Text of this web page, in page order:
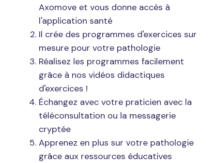
Axomove et vous donne accès à
l'application santé
Il crée des programmes d'exercices sur
mesure pour votre pathologie
Réalisez les programmes facilement
grâce à nos vidéos didactiques
d'exercices !
Échangez avec votre praticien avec la
téléconsultation ou la messagerie
cryptée
Apprenez en plus sur votre pathologie
grâce aux ressources éducatives